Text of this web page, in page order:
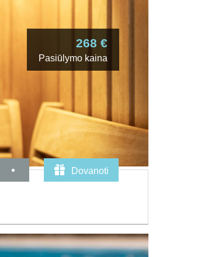
268 €
Pasiūlymo kaina
Dovanoti